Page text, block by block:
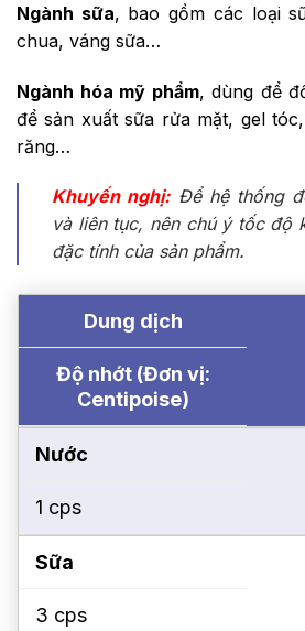
Ngành sữa, bao gồm các loại
chua, váng sữa…
Ngành hóa mỹ phẩm, dùng để
để sản xuất sữa rửa mặt, gel
răng…
Khuyến nghị:Để hệ thống
và liên tục, nên chú ý tốc độ
đặc tính của sản phẩm.
Dung dịch
Độ nhớt (Đơn vị:
Centipoise)
Nước
1 cps
Sữa
3 cps